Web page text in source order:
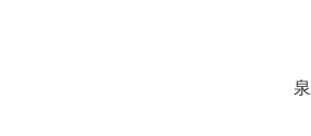
泉